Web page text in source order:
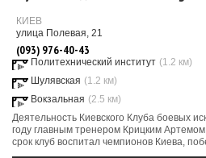
КИЕВ
улица Полевая, 21
(093) 976-40-43
Политехнический институт (1.2 км)
Шулявская (1.2 км)
Вокзальная (2.5 км)
Деятельность Киевского Клуба боевых
году главным тренером Крицким
срок клуб воспитал чемпионов Киева,